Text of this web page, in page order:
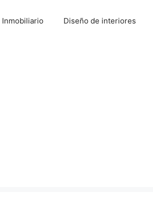
Inmobiliario Diseño de interiores